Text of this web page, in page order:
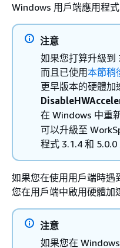
Windows 用戶端應用程
注意
如果您打算升級到
而且已使用本節稍
更早版本的硬體加
在 Windows 中重
可以升級至
程式 3.1.4 和 5.0.0
如果您在使用用戶端時遇
您在用戶端中啟用硬體加
注意
如果您在